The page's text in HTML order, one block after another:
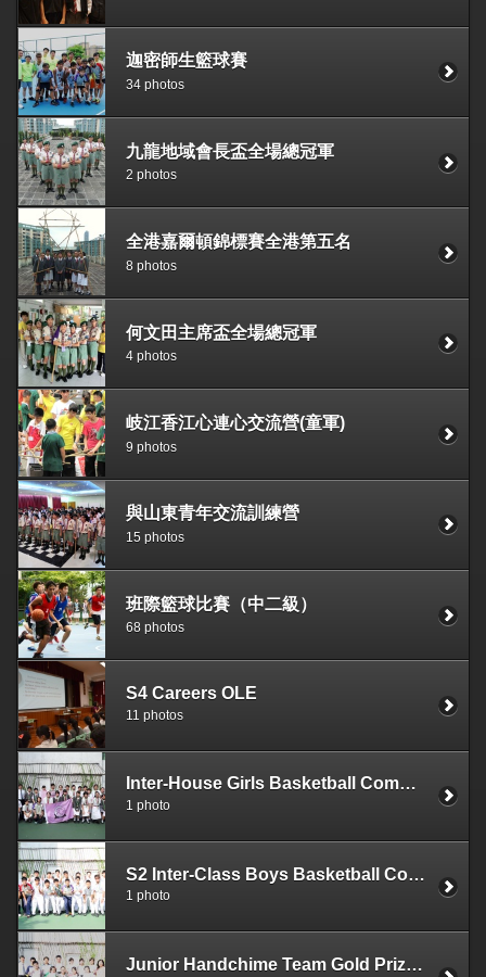
迦密師生籃球賽
34 photos
九龍地域會長盃全場總冠軍
2 photos
全港嘉爾頓錦標賽全港第五名
8 photos
何文田主席盃全場總冠軍
4 photos
岐江香江心連心交流營(童軍)
9 photos
與山東青年交流訓練營
15 photos
班際籃球比賽（中二級）
68 photos
S4 Careers OLE
11 photos
Inter-House Girls Basketball Competition (2011-12)
1 photo
S2 Inter-Class Boys Basketball Competition (2011-12)
1 photo
Junior Handchime Team Gold Prize winners at the "Asia Inter-school Handbell & Handchimes Competition 2012